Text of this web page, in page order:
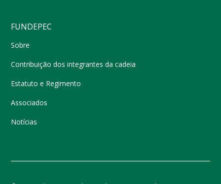
FUNDEPEC
Sobre
Contribuição dos integrantes da cadeia
Estatuto e Regimento
Associados
Notícias